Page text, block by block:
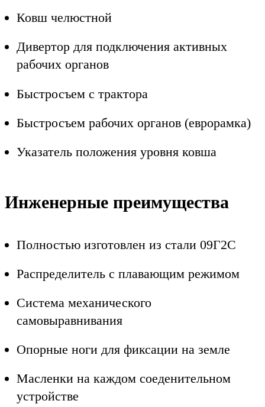
Ковш челюстной
Дивертор для подключения активных
рабочих органов
Быстросъем с трактора
Быстросъем рабочих органов (еврорамка)
Указатель положения уровня ковша
Инженерные преимущества
Полностью изготовлен из стали 09Г2С
Распределитель с плавающим режимом
Система механического
самовыравнивания
Опорные ноги для фиксации на земле
Масленки на каждом соеденительном
устройстве